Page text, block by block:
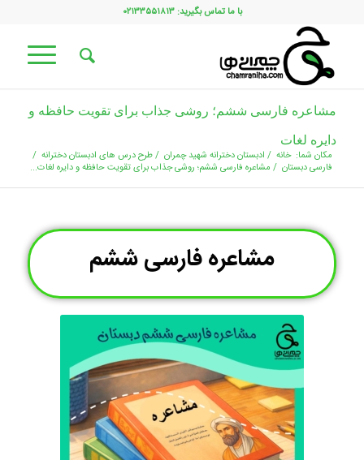
با ما تماس بگیرید: ۰۲۱۳۳۵۵۱۸۱۳
مشاعره فارسی ششم؛ روشی جذاب برای تقویت حافظه و
دایره لغات
مکان شما: خانه / ادبستان دخترانه شهید چمران /طرح درس های ادبستان دخترانه /
فارسی دبستان / مشاعره فارسی ششم؛ روشی جذاب برای تقویت حافظه و دایره لغات...
مشاعره فارسی ششم